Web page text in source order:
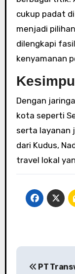
cukup padat
menjadi
dilengkapi
kenyamanan
Dengan
kota seperti
serta layanan
dari Kudus,
travel lokal
PT